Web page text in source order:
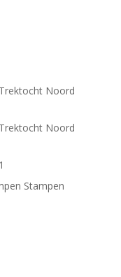
Noord
Noord
Stampen